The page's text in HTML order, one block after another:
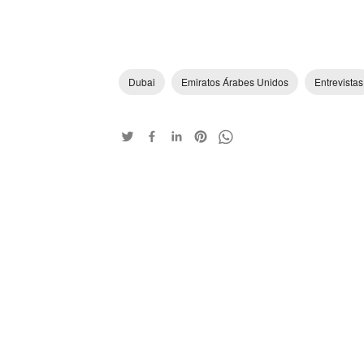
Dubai Emiratos Árabes Unidos Entrevistas